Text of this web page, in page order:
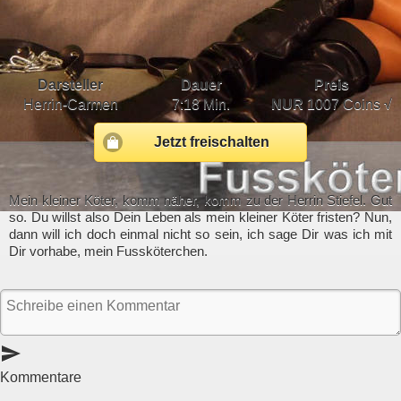
Darsteller Dauer
Preis
Herrin-Carmen
7:18 Min. NUR 1007 Coins √
Jetzt freischalten
Mein kleiner Köter, komm näher, komm zu der Herrin Stiefel. Gut
so. Du willst also Dein Leben als mein kleiner Köter fristen? Nun,
dann will ich doch einmal nicht so sein, ich sage Dir was ich mit
Dir vorhabe, mein Fussköterchen.
send
Kommentare